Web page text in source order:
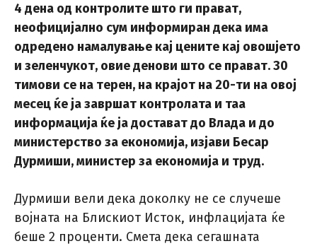
4 дена од контролите што ги прават,
неофицијално сум информиран дека има
одредено намалување кај цените кај овошјето
и зеленчукот, овие денови што се прават. 30
тимови се на терен, на крајот на 20-ти на овој
месец ќе ја завршат контролата и таа
информација ќе ја достават до Влада и до
министерство за економија, изјави Бесар
Дурмиши, министер за економија и труд.
Дурмиши вели дека доколку не се случеше
војната на Блискиот Исток, инфлацијата ќе
беше 2 проценти. Смета дека сегашната